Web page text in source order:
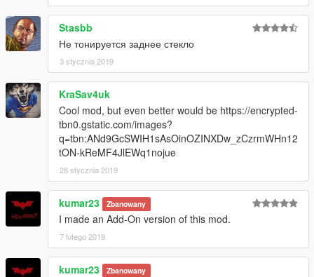
Stasbb
Не тонируется заднее стекло
3 stycznia 2019
KraSav4uk
Cool mod, but even better would be https://encrypted-
tbn0.gstatic.com/images?
q=tbn:ANd9GcSWIH1sAsOinOZINXDw_zCzrmWHn12
tON-kReMF4JlEWq1nojue
28 stycznia 2019
kumar23 Zbanowany
I made an Add-On version of this mod.
7 lutego 2019
kumar23 Zbanowany